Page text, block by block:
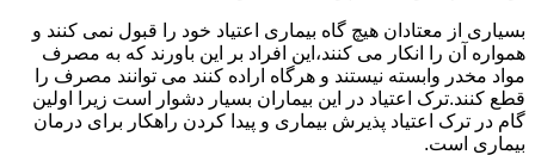
بسیاری از معتادان هیچ گاه بیماری اعتیاد خود را قبول نمی کنند و
همواره آن را انکار می کنند،این افراد بر این باورند که به مصرف
مواد مخدر وابسته نیستند و هرگاه اراده کنند می توانند مصرف را
قطع کنند.ترک اعتیاد در این بیماران بسیار دشوار است زیرا اولین
گام در ترک اعتیاد پذیرش بیماری و پیدا کردن راهکار برای درمان
بیماری است.